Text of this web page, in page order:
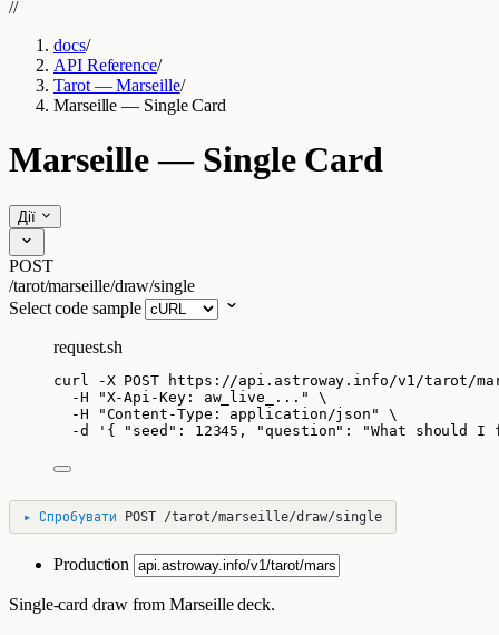
//
docs/
API Reference/
Tarot — Marseille/
Marseille — Single Card
Marseille — Single Card
Дії
POST
/tarot/marseille/draw/single
Select code sample
request.sh
curl -X POST
https://api.astroway.info/v1/tarot/
-H
"X-Api-Key: aw_live_... "
\
-H
"Content-Type: application/json "
\
-d
' { "seed": 12345, "question": "What should I
▸ Спробувати POST /tarot/marseille/draw/single
Production
Single-card draw from Marseille deck.